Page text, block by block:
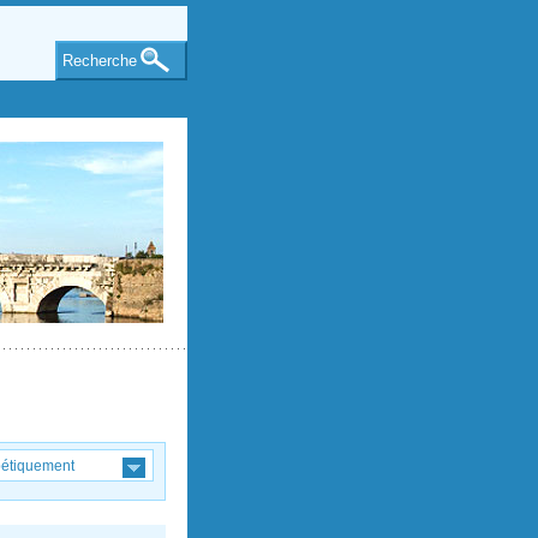
Recherche